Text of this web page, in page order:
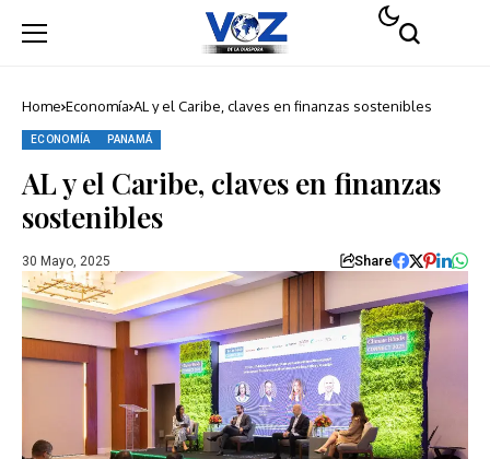
Home Economía AL y el Caribe, claves en finanzas sostenibles
ECONOMÍA PANAMÁ
AL y el Caribe, claves en finanzas
sostenibles
30 Mayo, 2025 Share